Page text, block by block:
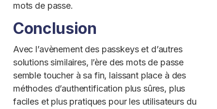
mots de passe.
Conclusion
Avec l’avènement des passkeys et d’autres
solutions similaires, l’ère des mots de passe
semble toucher à sa fin, laissant place à des
méthodes d’authentification plus sûres, plus
faciles et plus pratiques pour les utilisateurs du